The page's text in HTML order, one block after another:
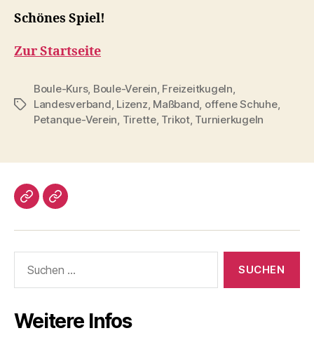
Schönes Spiel!
Zur Startseite
Schlagwörter
Boule-Kurs, Boule-Verein, Freizeitkugeln,
Landesverband, Lizenz, Maßband, offene Schuhe,
Petanque-Verein, Tirette, Trikot, Turnierkugeln
Impressum/DatSchutz
Beliebte
nach:
Weitere Infos